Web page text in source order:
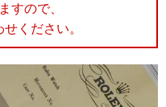
すので、
ください。